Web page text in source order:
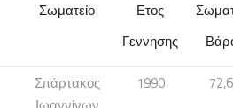
Σωματείο
Ετος
Γεννησης
Σπάρτακος
1990